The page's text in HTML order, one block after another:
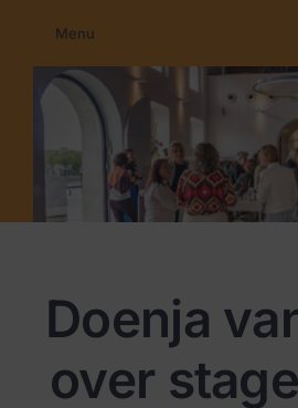
inhoud
Menu
Home
Membership
Programma’s
Doenja
over